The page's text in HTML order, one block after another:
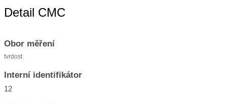
Detail CMC
Obor měření
tvrdost
Interní identifikátor
12